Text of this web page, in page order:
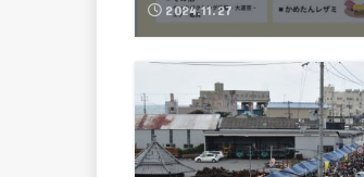
2024.11.27